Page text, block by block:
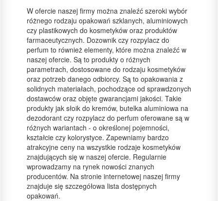
W ofercie naszej firmy można znaleźć szeroki wybór
różnego rodzaju opakowań szklanych, aluminiowych
czy plastikowych do kosmetyków oraz produktów
farmaceutycznych. Dozownik czy rozpylacz do
perfum to również elementy, które można znaleźć w
naszej ofercie. Są to produkty o różnych
parametrach, dostosowane do rodzaju kosmetyków
oraz potrzeb danego odbiorcy. Są to opakowania z
solidnych materiałach, pochodzące od sprawdzonych
dostawców oraz objęte gwarancjami jakości. Takie
produkty jak słoik do kremów, butelka aluminiowa na
dezodorant czy rozpylacz do perfum oferowane są w
różnych wariantach - o określonej pojemności,
kształcie czy kolorystyce. Zapewniamy bardzo
atrakcyjne ceny na wszystkie rodzaje kosmetyków
znajdujących się w naszej ofercie. Regularnie
wprowadzamy na rynek nowości znanych
producentów. Na stronie internetowej naszej firmy
znajduje się szczegółowa lista dostępnych
opakowań.